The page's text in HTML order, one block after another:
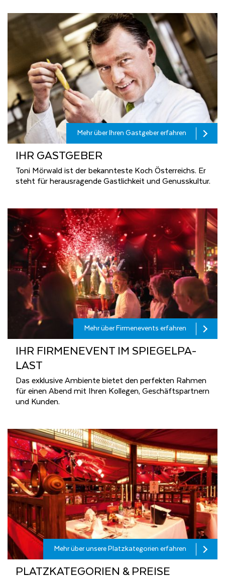
Mehr über Ihren Gastgeber erfahren
IHR GAST­GE­BER
Toni Mörwald ist der bekannteste Koch Österreichs. Er
steht für herausragende Gastlichkeit und Genusskultur.
Mehr über Firmenevents erfahren
IHR FIR­MEN­E­VENT IM SPIE­GEL­PA­
LAST
Das exklusive Ambiente bietet den perfekten Rahmen
für einen Abend mit Ihren Kollegen, Geschäftspartnern
und Kunden.
Mehr über unsere Platzkategorien erfahren
PLATZ­KA­TE­GO­RI­EN & PREI­SE